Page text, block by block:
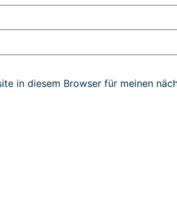
in diesem Browser für meinen